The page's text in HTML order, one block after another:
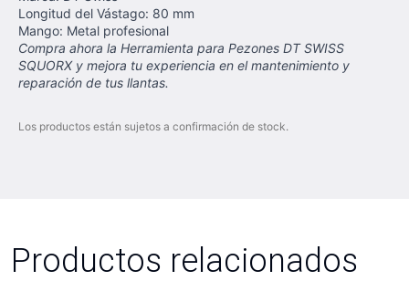
Longitud del Vástago: 80 mm
Mango: Metal profesional
Compra ahora la Herramienta para Pezones DT SWISS
SQUORX y mejora tu experiencia en el mantenimiento y
reparación de tus llantas.
Los productos están sujetos a confirmación de stock.
Productos relacionados